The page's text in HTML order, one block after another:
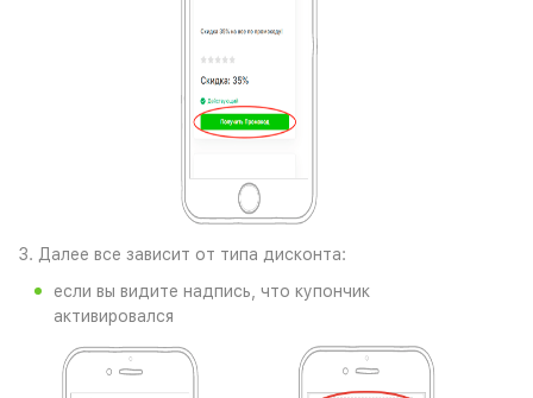
3. Далее все зависит от типа дисконта:
если вы видите надпись, что купончик
активировался